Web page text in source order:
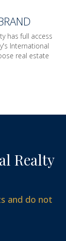
has full access
International
real estate
Realty
and do not